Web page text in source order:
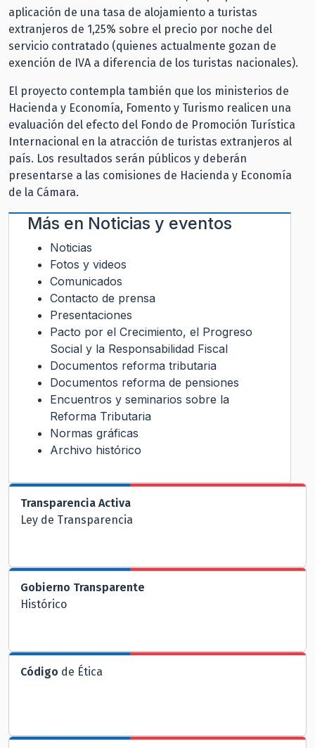
aplicación de una tasa de alojamiento a turistas
extranjeros de 1,25% sobre el precio por noche del
servicio contratado (quienes actualmente gozan de
exención de IVA a diferencia de los turistas nacionales).
El proyecto contempla también que los ministerios de
Hacienda y Economía, Fomento y Turismo realicen una
evaluación del efecto del Fondo de Promoción Turística
Internacional en la atracción de turistas extranjeros al
país. Los resultados serán públicos y deberán
presentarse a las comisiones de Hacienda y Economía
de la Cámara.
Más en Noticias y eventos
Noticias
Fotos y videos
Comunicados
Contacto de prensa
Presentaciones
Pacto por el Crecimiento, el Progreso
Social y la Responsabilidad Fiscal
Documentos reforma tributaria
Documentos reforma de pensiones
Encuentros y seminarios sobre la
Reforma Tributaria
Normas gráficas
Archivo histórico
Transparencia Activa
Ley de Transparencia
Gobierno Transparente
Histórico
Código de Ética